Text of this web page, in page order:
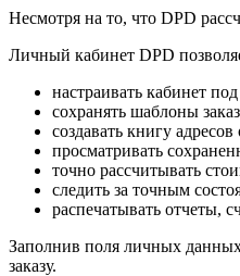
Несмотря на то, что DPD
Личный кабинет DPD
настраивать кабинет
сохранять шаблоны
создавать книгу
просматривать
точно рассчитывать
следить за точным
распечатывать отчеты,
Заполнив поля личных данных
заказу.